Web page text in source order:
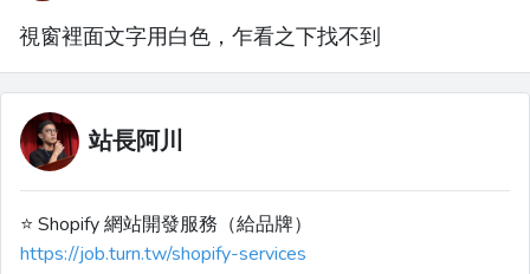
視窗裡面文字用白色，乍看之下找不到
站長阿川
⭐️ Shopify 網站開發服務（給品牌）
https://job.turn.tw/shopify-services